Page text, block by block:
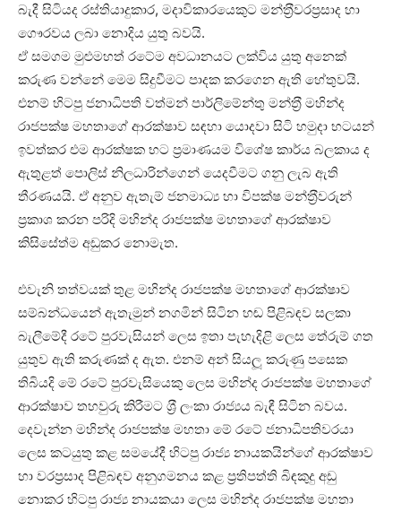
බැදී සිටියද රස්තියාදුකාර, මදාවිකාරයෙකුට මන්ත‍්‍රීවරප‍්‍රසාද හා
ගෞරවය ලබා නොදිය යුතු බවයි.
ඒ සමගම මුළුමහත් රටේම අවධානයට ලක්විය යුතු අනෙක්
කරුණ වන්නේ මෙම සිදුවීමට පාදක කරගෙන ඇති හේතුවයි.
එනම් හිටපු ජනාධිපති වත්මන් පාර්ලිමේන්තු මන්ත‍්‍රී මහින්ද
රාජපක්ෂ මහතාගේ ආරක්ෂාව සඳහා යොදවා සිටි හමුදා භටයන්
ඉවත්කර එම ආරක්ෂක භට ප‍්‍රමාණයම විශේෂ කාර්ය බලකාය ද
ඇතුළත් පොලිස් නිලධාරින්ගෙන් යෙදවීමට ගනු ලැබ ඇති
තීරණයයි. ඒ අනුව ඇතැම් ජනමාධ්‍ය හා විපක්ෂ මන්ත‍්‍රීවරුන්
ප‍්‍රකාශ කරන පරිදි මහින්ද රාජපක්ෂ මහතාගේ ආරක්ෂාව
කිසිසේත්ම අඩුකර නොමැත.
එවැනි තත්වයක් තුළ මහින්ද රාජපක්ෂ මහතාගේ ආරක්ෂාව
සම්බන්ධයෙන් ඇතැමුන් නගමින් සිටින හඬ පිළිබඳව සලකා
බැලීමේදී රටේ පුරවැසියන් ලෙස ඉතා පැහැදිළි ලෙස තේරුම් ගත
යුතුව ඇති කරුණක් ද ඇත. එනම් අන් සියලූ කරුණු පසෙක
තිබියදි මේ රටේ පුරවැසියෙකු ලෙස මහින්ද රාජපක්ෂ මහතාගේ
ආරක්ෂාව තහවුරු කිරීමට ශ‍්‍රී ලංකා රාජ්‍යය බැඳී සිටින බවය.
දෙවැන්න මහින්ද රාජපක්ෂ මහතා මේ රටේ ජනාධිපතිවරයා
ලෙස කටයුතු කළ සමයේදී හිටපු රාජ්‍ය නායකයින්ගේ ආරක්ෂාව
හා වරප‍්‍රසාද පිළිබඳව අනුගමනය කළ ප‍්‍රතිපත්ති බිඳකුදු අඩු
නොකර හිටපු රාජ්‍ය නායකයා ලෙස මහින්ද රාජපක්ෂ මහතා